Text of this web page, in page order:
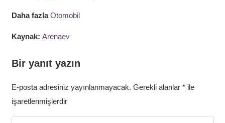
Daha fazla Otomobil
Kaynak: Arenaev
Bir yanıt yazın
E-posta adresiniz yayınlanmayacak. Gerekli alanlar *ile
işaretlenmişlerdir